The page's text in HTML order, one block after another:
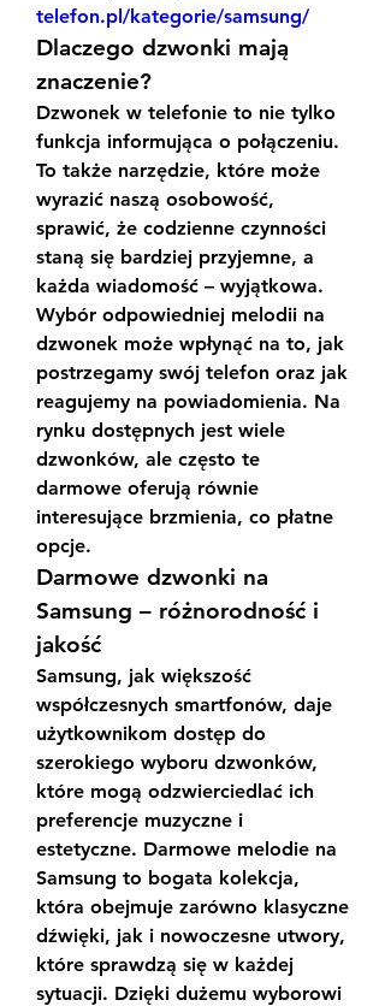
telefon.pl/kategorie/samsung/
Dlaczego dzwonki mają
znaczenie?
Dzwonek w telefonie to nie tylko
funkcja informująca o połączeniu.
To także narzędzie, które może
wyrazić naszą osobowość,
sprawić, że codzienne czynności
staną się bardziej przyjemne, a
każda wiadomość – wyjątkowa.
Wybór odpowiedniej melodii na
dzwonek może wpłynąć na to, jak
postrzegamy swój telefon oraz jak
reagujemy na powiadomienia. Na
rynku dostępnych jest wiele
dzwonków, ale często te
darmowe oferują równie
interesujące brzmienia, co płatne
opcje.
Darmowe dzwonki na
Samsung – różnorodność i
jakość
Samsung, jak większość
współczesnych smartfonów, daje
użytkownikom dostęp do
szerokiego wyboru dzwonków,
które mogą odzwierciedlać ich
preferencje muzyczne i
estetyczne. Darmowe melodie na
Samsung to bogata kolekcja,
która obejmuje zarówno klasyczne
dźwięki, jak i nowoczesne utwory,
które sprawdzą się w każdej
sytuacji. Dzięki dużemu wyborowi